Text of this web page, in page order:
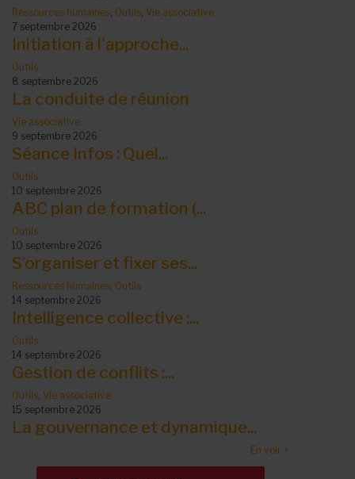
Ressources humaines, Outils, Vie associative
7 septembre 2026
Initiation à l'approche...
Outils
8 septembre 2026
La conduite de réunion
Vie associative
9 septembre 2026
Séance Infos : Quel...
Outils
10 septembre 2026
ABC plan de formation (...
Outils
10 septembre 2026
S’organiser et fixer ses...
Ressources humaines, Outils
14 septembre 2026
Intelligence collective :...
Outils
14 septembre 2026
Gestion de conflits :...
Outils, Vie associative
15 septembre 2026
La gouvernance et dynamique...
En voir +